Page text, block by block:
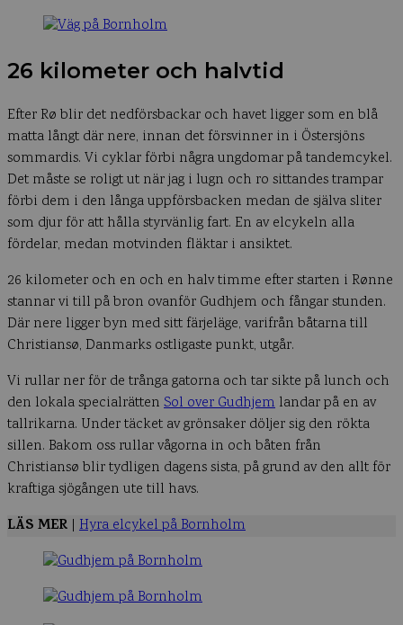
26 kilometer och halvtid
Efter Rø blir det nedförsbackar och havet ligger som en blå
matta långt där nere, innan det försvinner in i Östersjöns
sommardis. Vi cyklar förbi några ungdomar på tandemcykel.
Det måste se roligt ut när jag i lugn och ro sittandes trampar
förbi dem i den långa uppförsbacken medan de själva sliter
som djur för att hålla styrvänlig fart. En av elcykeln alla
fördelar, medan motvinden fläktar i ansiktet.
26 kilometer och en och en halv timme efter starten i Rønne
stannar vi till på bron ovanför Gudhjem och fångar stunden.
Där nere ligger byn med sitt färjeläge, varifrån båtarna till
Christiansø, Danmarks ostligaste punkt, utgår.
Vi rullar ner för de trånga gatorna och tar sikte på lunch och
den lokala specialrätten Sol over Gudhjem landar på en av
tallrikarna. Under täcket av grönsaker döljer sig den rökta
sillen. Bakom oss rullar vågorna in och båten från
Christiansø blir tydligen dagens sista, på grund av den allt för
kraftiga sjögången ute till havs.
LÄS MER | Hyra elcykel på Bornholm